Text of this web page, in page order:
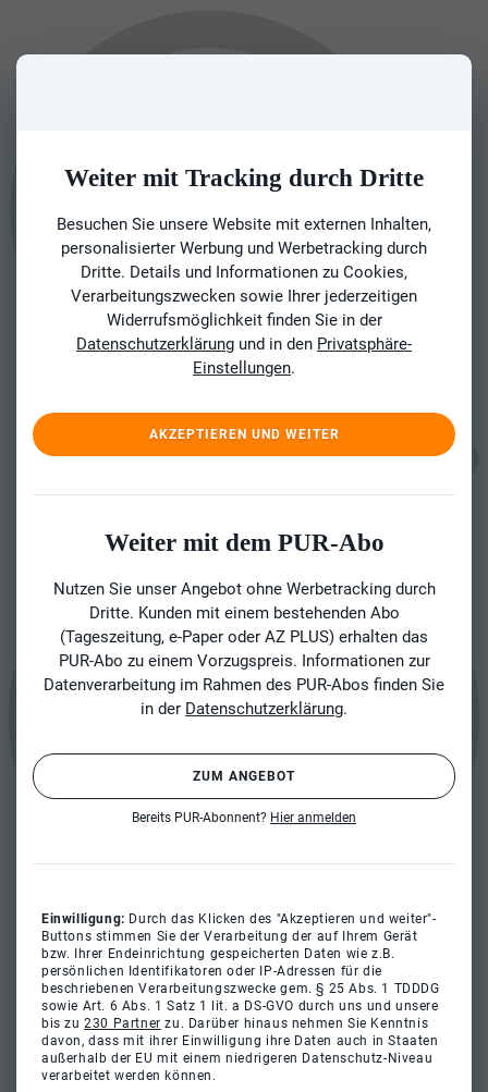
Weiter mit Tracking durch Dritte
Besuchen Sie unsere Website mit externen Inhalten,
personalisierter Werbung und Werbetracking durch
Dritte. Details und Informationen zu Cookies,
Verarbeitungszwecken sowie Ihrer jederzeitigen
Widerrufsmöglichkeit finden Sie in der
Datenschutzerklärung und in den Privatsphäre-
Einstellungen.
AKZEPTIEREN UND WEITER
Weiter mit dem PUR-Abo
Nutzen Sie unser Angebot ohne Werbetracking durch
Dritte. Kunden mit einem bestehenden Abo
(Tageszeitung, e-Paper oder AZ PLUS) erhalten das
PUR-Abo zu einem Vorzugspreis. Informationen zur
Datenverarbeitung im Rahmen des PUR-Abos finden Sie
in der Datenschutzerklärung.
ZUM ANGEBOT
Bereits PUR-Abonnent? Hier anmelden
Einwilligung: Durch das Klicken des "Akzeptieren und weiter"-
Buttons stimmen Sie der Verarbeitung der auf Ihrem Gerät
bzw. Ihrer Endeinrichtung gespeicherten Daten wie z.B.
persönlichen Identifikatoren oder IP-Adressen für die
beschriebenen Verarbeitungszwecke gem. § 25 Abs. 1 TDDDG
sowie Art. 6 Abs. 1 Satz 1 lit. a DS-GVO durch uns und unsere
bis zu230 Partner zu. Darüber hinaus nehmen Sie Kenntnis
davon, dass mit ihrer Einwilligung ihre Daten auch in Staaten
außerhalb der EU mit einem niedrigeren Datenschutz-Niveau
verarbeitet werden können.